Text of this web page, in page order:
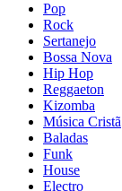
Pop
Rock
Sertanejo
Bossa Nova
Hip Hop
Reggaeton
Kizomba
Música Cristã
Baladas
Funk
House
Electro